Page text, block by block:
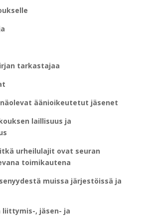
tarkastajaa
äänioikeutetut jäsenet
laillisuus ja
urheilulajit ovat seuran
toimikautena
muissa järjestöissä ja
liittymis-, jäsen- ja